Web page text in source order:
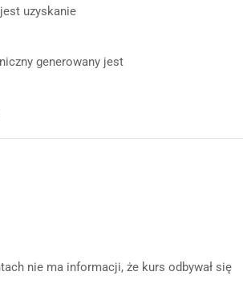
uzyskanie
generowany jest
nie ma informacji, że kurs odbywał się